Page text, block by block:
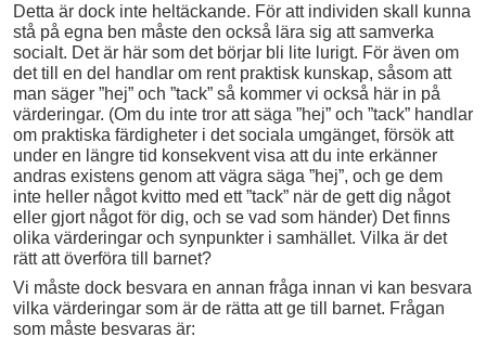
Detta är dock inte heltäckande. För att individen skall kunna
stå på egna ben måste den också lära sig att samverka
socialt. Det är här som det börjar bli lite lurigt. För även om
det till en del handlar om rent praktisk kunskap, såsom att
man säger ”hej” och ”tack” så kommer vi också här in på
värderingar. (Om du inte tror att säga ”hej” och ”tack” handlar
om praktiska färdigheter i det sociala umgänget, försök att
under en längre tid konsekvent visa att du inte erkänner
andras existens genom att vägra säga ”hej”, och ge dem
inte heller något kvitto med ett ”tack” när de gett dig något
eller gjort något för dig, och se vad som händer) Det finns
olika värderingar och synpunkter i samhället. Vilka är det
rätt att överföra till barnet?
Vi måste dock besvara en annan fråga innan vi kan besvara
vilka värderingar som är de rätta att ge till barnet. Frågan
som måste besvaras är: